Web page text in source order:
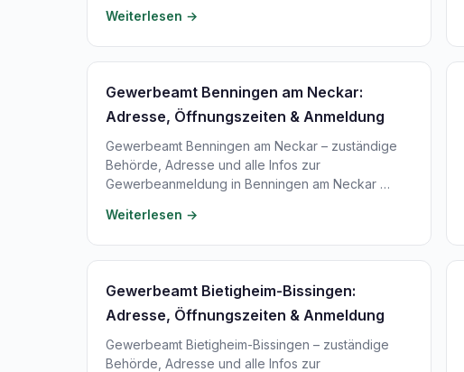
Weiterlesen →
Gewerbeamt Benningen am Neckar:
Adresse, Öffnungszeiten & Anmeldung
Gewerbeamt Benningen am Neckar – zuständige
Behörde, Adresse und alle Infos zur
Gewerbeanmeldung in Benningen am Neckar …
Weiterlesen →
Gewerbeamt Bietigheim-Bissingen:
Adresse, Öffnungszeiten & Anmeldung
Gewerbeamt Bietigheim-Bissingen – zuständige
Behörde, Adresse und alle Infos zur